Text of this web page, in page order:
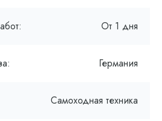
От 1 дня
Германия
Самоходная техника